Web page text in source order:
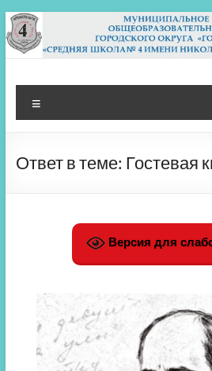
Перейти
к
содержимому
МБОУ СШ 4
Архангельск
Ответ в теме: Гостевая
Версия для